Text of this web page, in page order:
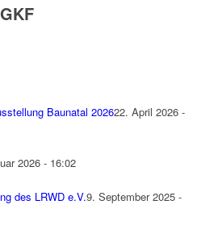
Baunatal 202622. April 2026 -
2026 - 16:02
des LRWD e.V.9. September 2025 -